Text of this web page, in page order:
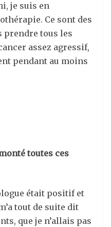
je suis en
Ce sont des
prendre tous les
assez agressif,
pendant au moins
toutes ces
était positif et
tout de suite dit
que je n’allais pas